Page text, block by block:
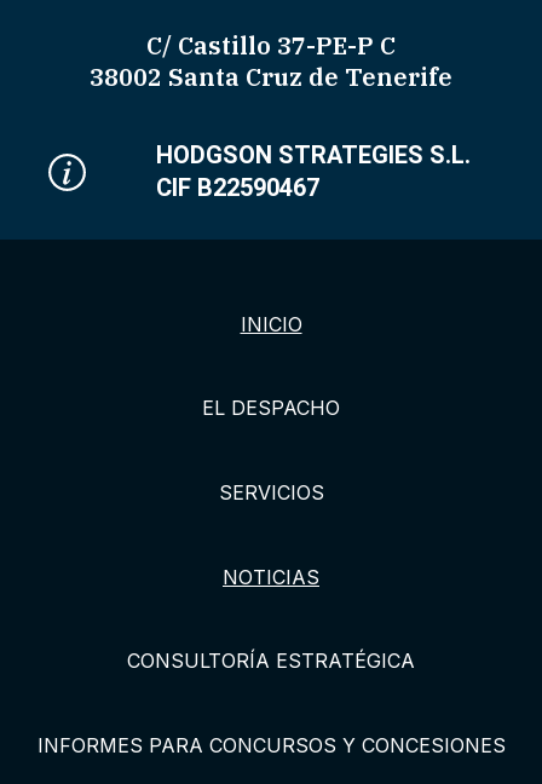
C/ Castillo 37-PE-P C
38002 Santa Cruz de Tenerife
HODGSON STRATEGIES S.L.
CIF B22590467
INICIO
EL DESPACHO
SERVICIOS
NOTICIAS
CONSULTORÍA ESTRATÉGICA
INFORMES PARA CONCURSOS Y CONCESIONES